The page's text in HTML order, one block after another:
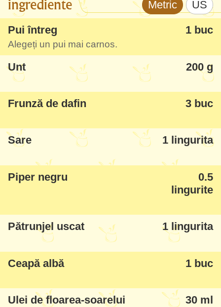
micul dejun, mai ales pentru copii. Voi face
în curând o rubrică cu rețete speciale
pentru micul dejun.
ingrediente Metric US
Pui întreg 1 buc
Alegeți un pui mai carnos.
Unt 200 g
Frunză de dafin 3 buc
Sare 1 lingurita
Piper negru
0.5
lingurite
Pătrunjel uscat 1 lingurita
Ceapă albă 1 buc
Ulei de floarea-soarelui 30 ml